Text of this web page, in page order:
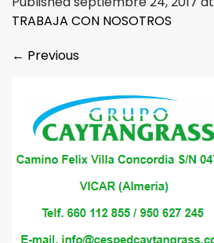
TRABAJA CON NOSOTROS
← Previous